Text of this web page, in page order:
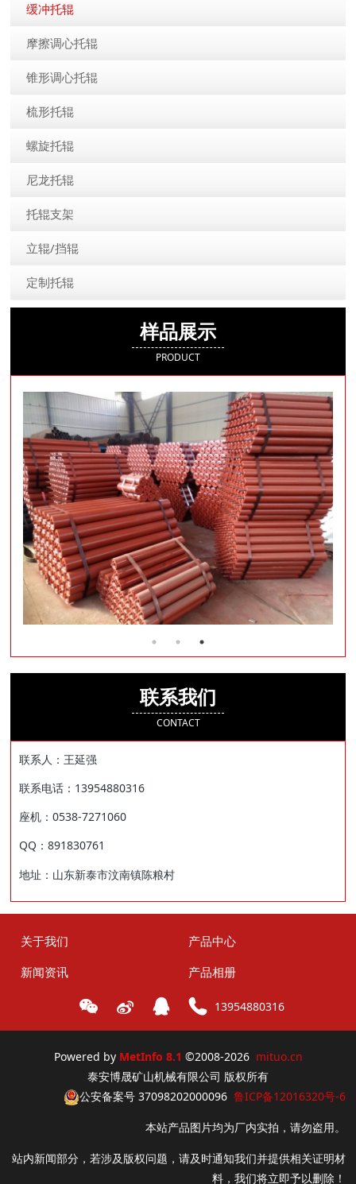
缓冲托辊
摩擦调心托辊
锥形调心托辊
梳形托辊
螺旋托辊
尼龙托辊
托辊支架
立辊/挡辊
定制托辊
样品展示
PRODUCT
联系我们
CONTACT
联系人：王延强
联系电话：13954880316
座机：0538-7271060
QQ：891830761
地址：山东新泰市汶南镇陈粮村
关于我们
产品中心
新闻资讯
产品相册
13954880316
Powered by MetInfo 8.1 ©2008-2026 mituo.cn
泰安博晟矿山机械有限公司 版权所有
公安备案号 37098202000096 鲁ICP备12016320号-6
本站产品图片均为厂内实拍，请勿盗用。
站内新闻部分，若涉及版权问题，请及时通知我们并提供相关证明材
料，我们将立即予以删除！